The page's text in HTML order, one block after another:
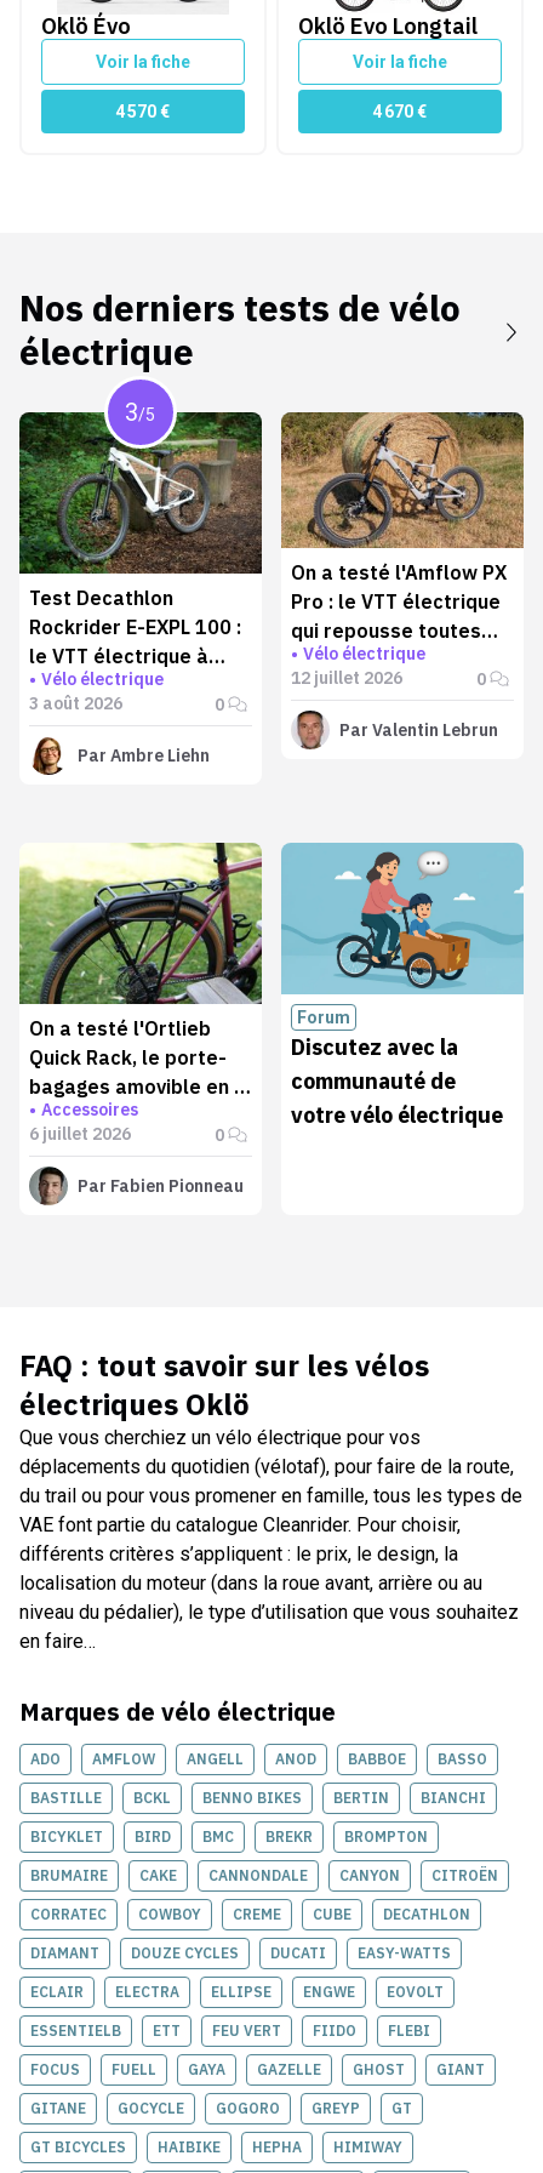
Oklö Évo
Voir la fiche
4 570€
Oklö Evo Longtail
Voir la fiche
4 670€
Nos derniers tests de vélo
électrique
3/5
Test Decathlon
Rockrider E-EXPL 100 :
le VTT électrique à
moins de 1000 € qui va
plus loin qu'annoncé
Vélo électrique
3 août 2026
0
Par Ambre Liehn
On a testé l'Amflow PX
Pro : le VTT électrique
qui repousse toutes
les limites
Vélo électrique
12 juillet 2026
0
Par Valentin Lebrun
On a testé l'Ortlieb
Quick Rack, le porte-
bagages amovible en 5
secondes
Accessoires
6 juillet 2026
0
Par Fabien Pionneau
Forum
Discutez avec la
communauté de
votre vélo électrique
FAQ : tout savoir sur lesvélos
électriques Oklö
Que vous cherchiez un vélo électrique pour vos
déplacements du quotidien (vélotaf), pour faire de la route,
du trail ou pour vous promener en famille, tous les types de
VAE font partie du catalogue Cleanrider. Pour choisir,
différents critères s’appliquent : le prix, le design, la
localisation du moteur (dans la roue avant, arrière ou au
niveau du pédalier), le type d’utilisation que vous souhaitez
en faire…
Marques de vélo électrique
ADO AMFLOW ANGELL ANOD BABBOE BASSO
BASTILLE BCKL BENNO BIKES BERTIN BIANCHI
BICYKLET BIRD BMC BREKR BROMPTON
BRUMAIRE CAKE CANNONDALE CANYON CITROËN
CORRATEC COWBOY CREME CUBE DECATHLON
DIAMANT DOUZE CYCLES DUCATI EASY-WATTS
ECLAIR ELECTRA ELLIPSE ENGWE EOVOLT
ESSENTIELB ETT FEU VERT FIIDO FLEBI
FOCUS FUELL GAYA GAZELLE GHOST GIANT
GITANE GOCYCLE GOGORO GREYP GT
GT BICYCLES HAIBIKE HEPHA HIMIWAY